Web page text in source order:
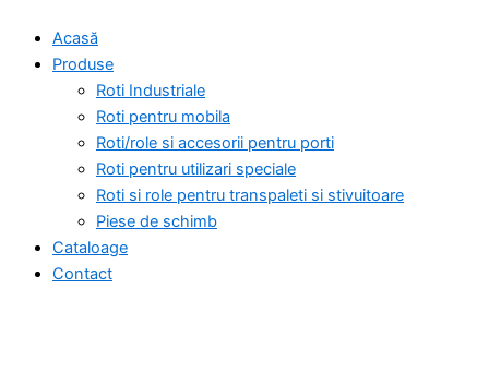
content
Acasă
Produse
Roti Industriale
Roti pentru mobila
Roti/role si accesorii pentru porti
Roti pentru utilizari speciale
Roti si role pentru transpaleti si stivuitoare
Piese de schimb
Cataloage
Contact